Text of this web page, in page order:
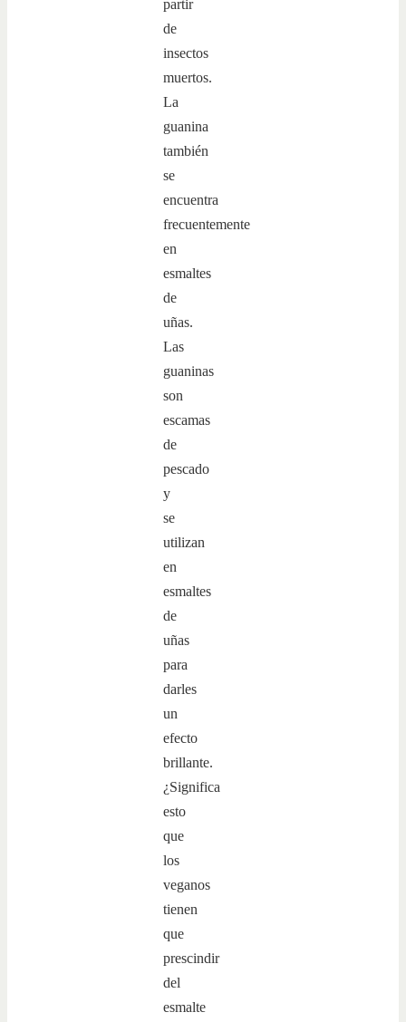
partir
de
insectos
muertos.
La
guanina
también
se
encuentra
frecuentemente
en
esmaltes
de
uñas.
Las
guaninas
son
escamas
de
pescado
y
se
utilizan
en
esmaltes
de
uñas
para
darles
un
efecto
brillante.
¿Significa
esto
que
los
veganos
tienen
que
prescindir
del
esmalte